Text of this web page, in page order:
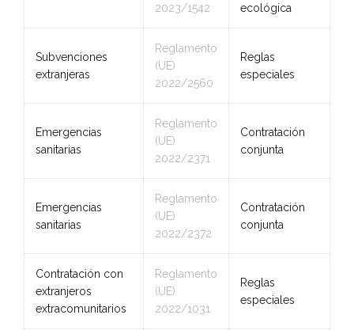
2023/1542
ecológica
Subvenciones
extranjeras
Reglamento
(UE)
2022/2560
Reglas
especiales
Emergencias
sanitarias
Reglamento
(UE)
2022/2371
Contratación
conjunta
Emergencias
sanitarias
Reglamento
(UE)
2022/2372
Contratación
conjunta
Contratación con
extranjeros
extracomunitarios
Reglamento
(UE)
2022/1031
Reglas
especiales